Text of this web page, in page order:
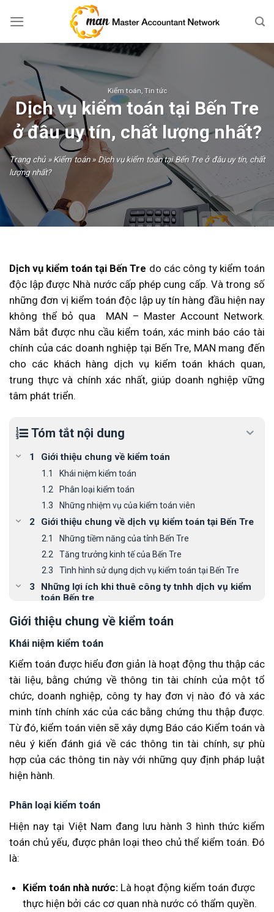
Kiểm toán Tin tức
Dịch vụ kiểm toán tại Bến Tre
ở đâu uy tín, chất lượng nhất?
Trang chủ» Kiểm toán» Dịch vụ kiểm toán tại Bến Tre ở đâu uy tín, chất
lượng nhất?
Dịch vụ kiểm toán tại Bến Tre do các công ty kiểm toán
độc lập được Nhà nước cấp phép cung cấp. Và trong số
những đơn vị kiểm toán độc lập uy tín hàng đầu hiện nay
không thể bỏ qua MAN – Master Account Network.
Nắm bắt được nhu cầu kiểm toán, xác minh báo cáo tài
chính của các doanh nghiệp tại Bến Tre, MAN mang đến
cho các khách hàng dịch vụ kiểm toán khách quan,
trung thực và chính xác nhất, giúp doanh nghiệp vững
tâm phát triển.
Tóm tắt nội dung
Giới thiệu chung về kiểm toán
Khái niệm kiểm toán
Phân loại kiểm toán
Những nhiệm vụ của kiểm toán viên
Giới thiệu chung về dịch vụ kiểm toán tại Bến Tre
Những tiềm năng của tỉnh Bến Tre
Tăng trưởng kinh tế của Bến Tre
Tình hình sử dụng dịch vụ kiểm toán tại Bến Tre
Những lợi ích khi thuê công ty tnhh dịch vụ kiểm
toán Bến tre
Giúp doanh nghiệp kiểm tra thông tin tài chính
Nâng cao vị thế doanh nghiệp
Phát hiện sai sót và đưa ra biện pháp khắc phục cho
Các dịch vụ kiểm toán tại Bến Tre của công ty
MAN
Quy trình cung cấp dịch vụ kiểm toán tại Bến Tre
của MAN
Dịch vụ kiểm toán tại Bến Tre của công ty MAN
có ưu điểm gì?
Chi phí dịch vụ kiểm toán tại Bến Tre do MAN
cung cấp là bao nhiêu?
Giới thiệu chung về kiểm toán
Khái niệm kiểm toán
Kiểm toán được hiểu đơn giản là hoạt động thu thập các
tài liệu, bằng chứng về thông tin tài chính của một tổ
chức, doanh nghiệp, công ty hay đơn vị nào đó và xác
minh tính chính xác của các bằng chứng thu thập được.
Từ đó, kiểm toán viên sẽ xây dựng Báo cáo Kiểm toán và
nêu ý kiến đánh giá về các thông tin tài chính, sự phù
hợp của các thông tin này với những quy định pháp luật
hiện hành.
Phân loại kiểm toán
Hiện nay tại Việt Nam đang lưu hành 3 hình thức kiểm
toán chủ yếu, được phân loại theo chủ thể kiểm toán. Đó
là:
Kiểm toán nhà nước:Là hoạt động kiểm toán được
thực hiện bởi các cơ quan nhà nước có thẩm quyền.